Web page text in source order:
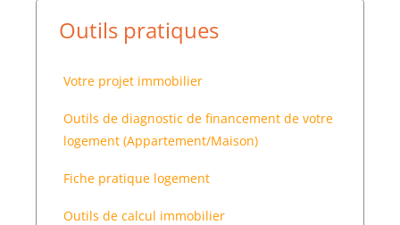
Outils pratiques
Votre projet immobilier
Outils de diagnostic de financement de votre
logement (Appartement/Maison)
Fiche pratique logement
Outils de calcul immobilier